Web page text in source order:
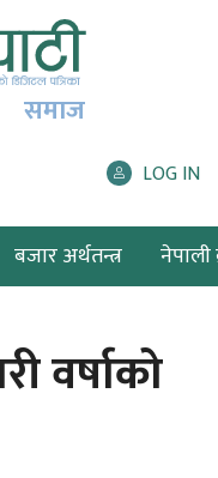
समाज
LOG IN
बजार अर्थतन्त्र नेपाली
वर्षाको